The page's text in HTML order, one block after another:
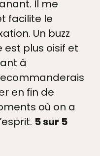
Il me
facilite le
Un buzz
plus oisif et
à
en fin de
où on a
5 sur 5